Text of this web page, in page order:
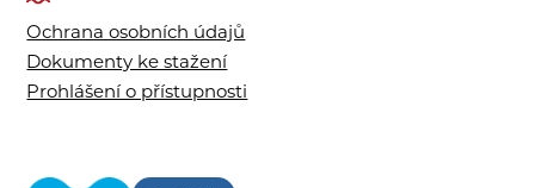
Ochrana osobních údajů
Dokumenty ke stažení
Prohlášení o přístupnosti